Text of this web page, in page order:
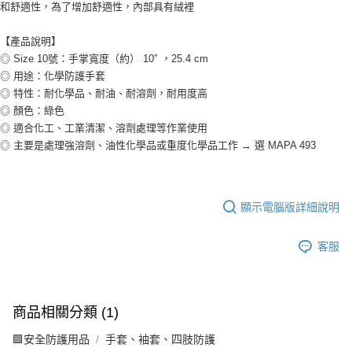
和舒適性，為了增加舒適性，內部具有絨裡
【產品說明】
◎ Size 10號：手掌寬度（約） 10″ ，25.4 cm
◎ 用途：化學防護手套
◎ 特性：耐化學品、耐油、耐溶劑，耐用度高
◎ 顏色：綠色
◎ 適合化工、工業清潔、溶劑處理等作業使用
◎ 主要是處理強溶劑、油性化學品或重度化學品工作 → 選 MAPA 493
顯示電腦版詳細說明
客服
商品相關分類 (1)
🟩安全防護用品 手套、袖套、四肢防護